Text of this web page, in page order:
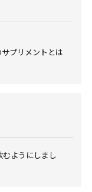
プリメントとは
ようにしまし